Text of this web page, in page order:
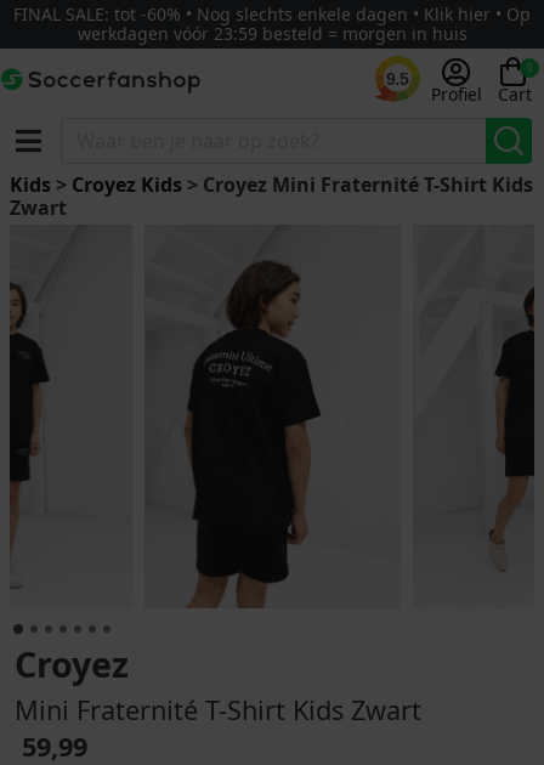
FINAL SALE: tot -60% • Nog slechts enkele dagen • Klik hier • Op
werkdagen vóór 23:59 besteld = morgen in huis
9.5
Profiel
0
Cart
Kids > Croyez Kids > Croyez Mini Fraternité T-Shirt Kids
Zwart
Croyez
Mini Fraternité T-Shirt Kids Zwart
59,99